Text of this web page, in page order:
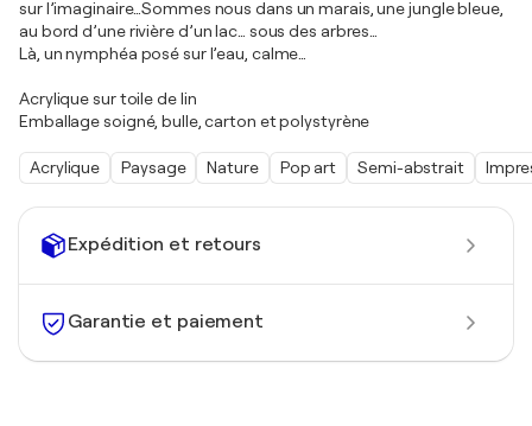
Expédition et retours
Garantie et paiement
sur l’imaginaire…Sommes nous dans un marais, une jungle bleue,
au bord d’une rivière d’un lac… sous des arbres…
Là, un nymphéa posé sur l’eau, calme…
Acrylique sur toile de lin
Emballage soigné, bulle, carton et polystyrène
Acrylique Paysage Nature Pop art Semi-abstrait